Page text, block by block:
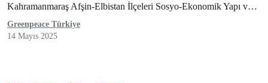
Kahramanmaraş Afşin-Elbistan İlçeleri Sosyo-Ekonomik Yapı ve
Yeşil Adil Dönüşüm…
Greenpeace Türkiye
14 Mayıs 2025